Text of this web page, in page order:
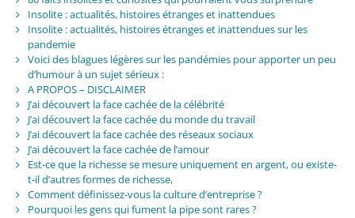
Insolite : actualités, histoires étranges et inattendues
Insolite : actualités, histoires étranges et inattendues sur les
pandemie
Voici des blagues légères sur les pandémies pour apporter un peu
d’humour à un sujet sérieux :
A PROPOS – DISCLAIMER
J’ai découvert la face cachée de la célébrité
J’ai découvert la face cachée du monde du travail
J’ai découvert la face cachée des réseaux sociaux
J’ai découvert la face cachée de l’amour
Est-ce que la richesse se mesure uniquement en argent, ou existe-
t-il d’autres formes de richesse,
Comment définissez-vous la culture d’entreprise ?
Pourquoi les gens qui fument la pipe sont rares ?